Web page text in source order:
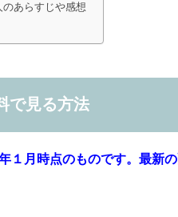
のあらすじや感想
で見る方法
１月時点のものです。最新